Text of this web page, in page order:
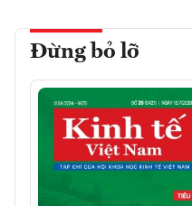
Đừng bỏ lỡ